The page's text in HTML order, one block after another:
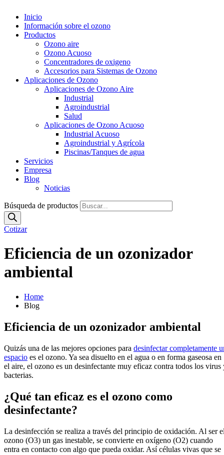
Inicio
Información sobre el ozono
Productos
Ozono aire
Ozono Acuoso
Concentradores de oxigeno
Accesorios para Sistemas de Ozono
Aplicaciones de Ozono
Aplicaciones de Ozono Aire
Industrial
Agroindustrial
Salud
Aplicaciones de Ozono Acuoso
Industrial Acuoso
Agroindustrial y Agrícola
Piscinas/Tanques de agua
Servicios
Empresa
Blog
Noticias
Búsqueda de productos
Cotizar
Eficiencia de un ozonizador
ambiental
Home
Blog
Eficiencia de un ozonizador ambiental
Quizás una de las mejores opciones para desinfectar completamente
espacio es el ozono. Ya sea disuelto en el agua o en forma gaseosa en
el aire, el ozono es un desinfectante muy eficaz contra todos los virus
bacterias.
¿Qué tan eficaz es el ozono como
desinfectante?
La desinfección se realiza a través del principio de oxidación. Al ser
ozono (O3) un gas inestable, se convierte en oxígeno (O2) cuando
entra en contacto con algo que pueda oxidar. Así células vivas que se